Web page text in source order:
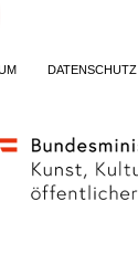
DATENSCHUTZ